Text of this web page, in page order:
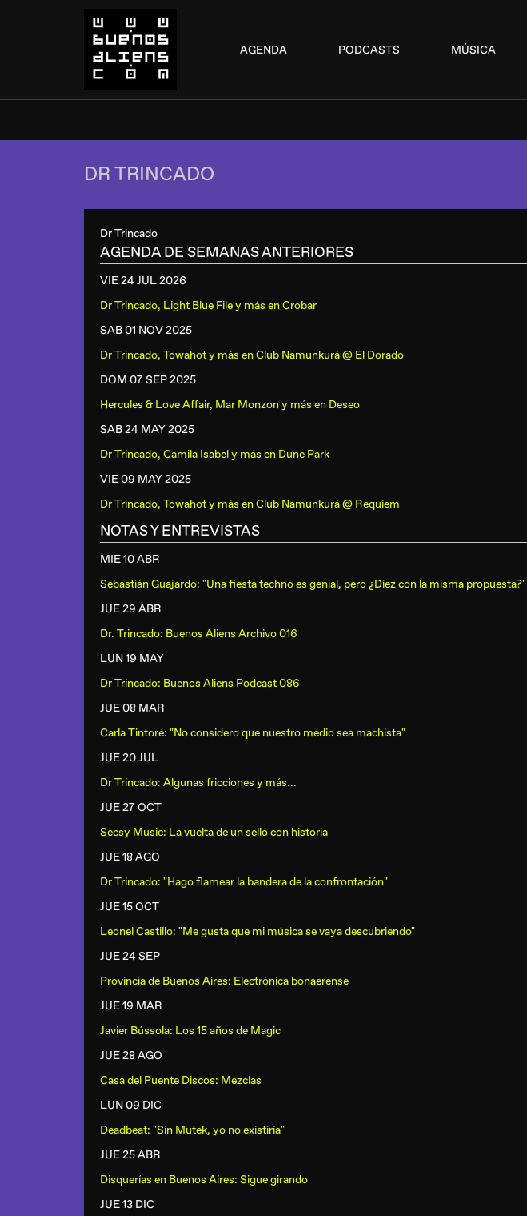
AGENDA PODCASTS MÚSICA
DR TRINCADO
Dr Trincado
AGENDA DE SEMANAS ANTERIORES
VIE 24 JUL2026
Dr Trincado, Light Blue File y más enCrobar
SAB 01 NOV2025
Dr Trincado, Towahot y más enClub Namunkurá @ El Dorado
DOM 07 SEP2025
Hercules & Love Affair, Mar Monzon y más en Deseo
SAB 24 MAY2025
Dr Trincado, Camila Isabel y más en Dune Park
VIE 09 MAY2025
Dr Trincado, Towahot y más enClub Namunkurá @ Requiem
NOTAS Y ENTREVISTAS
MIE 10 ABR
Sebastián Guajardo: "Una fiesta techno es genial, pero ¿Diez con la misma propuesta?"
JUE 29 ABR
Dr. Trincado: Buenos Aliens Archivo 016
LUN 19 MAY
Dr Trincado: Buenos Aliens Podcast 086
JUE 08 MAR
Carla Tintoré: "No considero que nuestro medio sea machista"
JUE 20 JUL
Dr Trincado: Algunas fricciones y más...
JUE 27 OCT
Secsy Music: La vuelta de un sello con historia
JUE 18 AGO
Dr Trincado: "Hago flamear la bandera de la confrontación"
JUE 15 OCT
Leonel Castillo: "Me gusta que mi música se vaya descubriendo"
JUE 24 SEP
Provincia de Buenos Aires: Electrónica bonaerense
JUE 19 MAR
Javier Bússola: Los 15 años de Magic
JUE 28 AGO
Casa del Puente Discos: Mezclas
LUN 09 DIC
Deadbeat: "Sin Mutek, yo no existiría"
JUE 25 ABR
Disquerías en Buenos Aires: Sigue girando
JUE 13 DIC